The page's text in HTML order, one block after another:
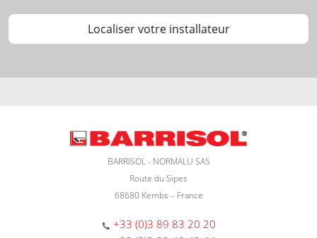
Localiser votre installateur
BARRISOL - NORMALU SAS
Route du Sipes
68680 Kembs – France
+33 (0)3 89 83 20 20